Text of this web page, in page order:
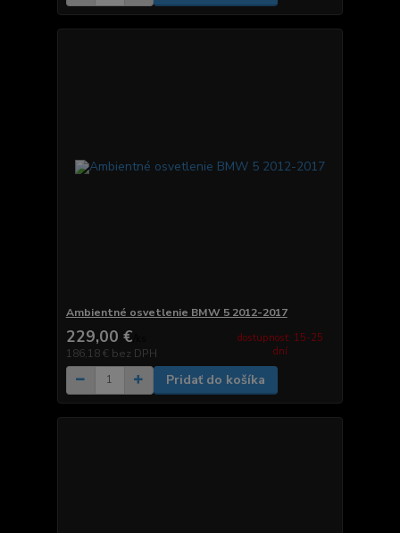
Ambientné osvetlenie BMW 5 2012-2017
229,00 €
186,18 € bez DPH
dostupnosť: 15-25
dní
Pridať do košíka